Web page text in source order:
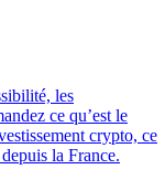
les
ce qu’est le
crypto, ce
la France.